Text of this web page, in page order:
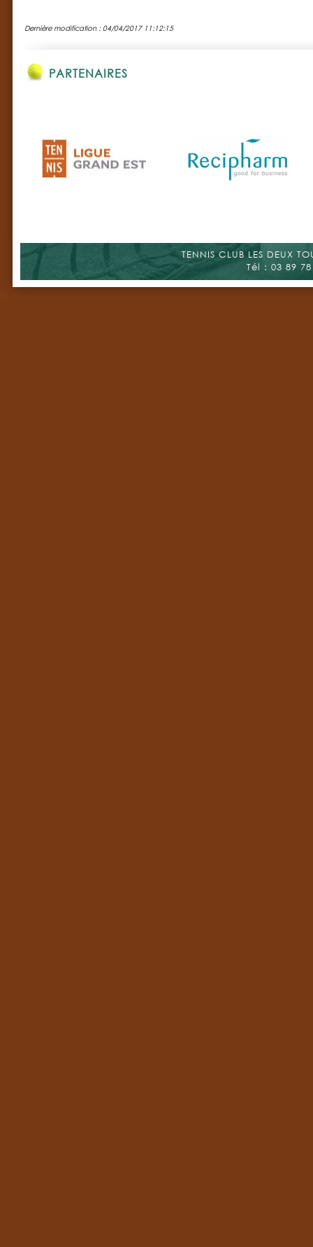
Dernière modification : 04/04/2017 11:12:15
PARTENAIRES
TENNIS CLUB LES DEUX
Tél : 03 89